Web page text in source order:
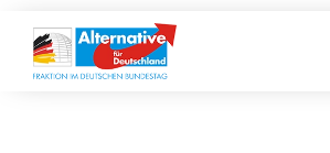
Inhalt
springen